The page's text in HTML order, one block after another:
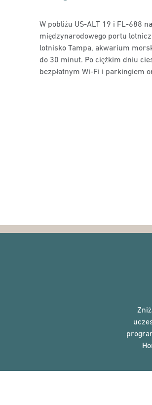
W pobliżu US-ALT 19 i FL-688
międzynarodowego portu
lotnisko Tampa, akwarium
do 30 minut. Po ciężkim dniu
bezpłatnym Wi-Fi i parkingiem